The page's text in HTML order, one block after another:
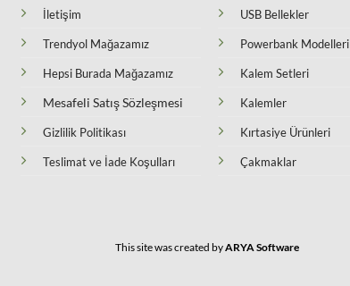
İletişim
Trendyol Mağazamız
Hepsi Burada Mağazamız
Mesafeli Satış Sözleşmesi
Gizlilik Politikası
Teslimat ve İade Koşulları
USB Bellekler
Powerbank Modelleri
Kalem Setleri
Kalemler
Kırtasiye Ürünleri
Çakmaklar
This site was created byARYA Software